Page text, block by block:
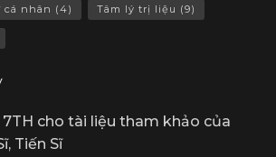
cá nhân (4) Tâm lý trị liệu (9)
7TH cho tài liệu tham khảo của
Tiến Sĩ